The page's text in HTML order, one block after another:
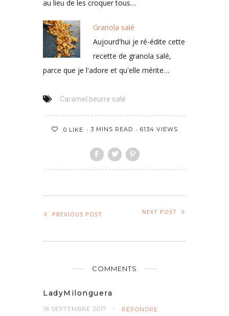
au lieu de les croquer tous…
Granola salé
Aujourd'hui je ré-édite cette
recette de granola salé,
parce que je l'adore et qu'elle mérite…
Caramel beurre salé
0 LIKE 3 MINS READ 6134 VIEWS
PREVIOUS POST NEXT POST
COMMENTS
LadyMilonguera
18 SEPTEMBRE 2017 RÉPONDRE